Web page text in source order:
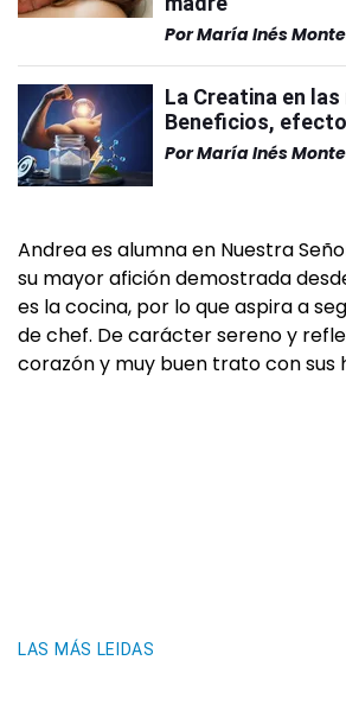
PorMaría Inés
La Creatina en las
Beneficios,
PorMaría Inés
Andrea es alumna en Nuestra
su mayor afición demostrada
es la cocina, por lo que aspira a
de chef. De carácter sereno y
corazón y muy buen trato con sus
LAS MÁS LEIDAS